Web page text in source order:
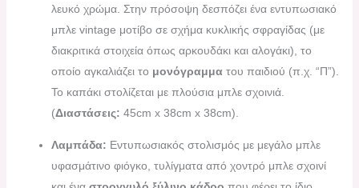
λευκό χρώμα. Στην πρόσοψη δεσπόζει ένα εντυπωσιακό
μπλε vintage μοτίβο σε σχήμα κυκλικής σφραγίδας (με
διακριτικά στοιχεία όπως αρκουδάκι και αλογάκι), το
οποίο αγκαλιάζει το μονόγραμματου παιδιού (π.χ. “Π”).
Το καπάκι στολίζεται με πλούσια μπλε σχοινιά.
(Διαστάσεις: 45cm x 38cm x 38cm).
Λαμπάδα: Εντυπωσιακός στολισμός με μεγάλο μπλε
υφασμάτινο φιόγκο, τυλίγματα από χοντρό μπλε σχοινί